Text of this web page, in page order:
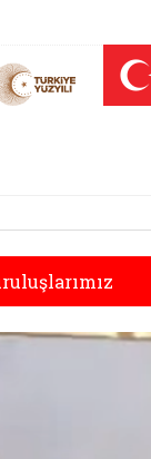
açılır)
bağış sayfası (yeni